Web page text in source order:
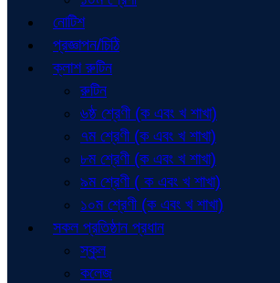
নোটিশ
প্রজ্ঞাপন/চিঠি
ক্লাশ রুটিন
রুটিন
৬ষ্ঠ শ্রেণী (ক এবং খ শাখা)
৭ম শ্রেণী (ক এবং খ শাখা)
৮ম শ্রেণী (ক এবং খ শাখা)
৯ম শ্রেণী ( ক এবং খ শাখা)
১০ম শ্রেণী (ক এবং খ শাখা)
সকল প্রতিষ্ঠান প্রধান
স্কুল
কলেজ